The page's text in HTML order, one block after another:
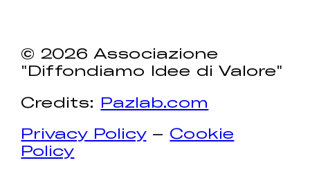
© 2026 Associazione
"Diffondiamo Idee di Valore"
Credits: Pazlab.com
Privacy Policy– Cookie
Policy